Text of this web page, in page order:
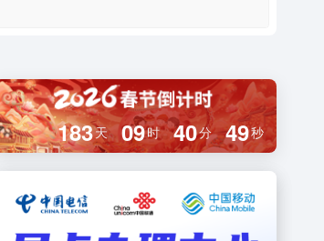
183天 09时 40分 49秒